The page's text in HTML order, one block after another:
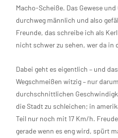
Macho-Scheiße. Das Gewese
durchweg männlich und also
Freunde, das schreibe ich als
nicht schwer zu sehen, wer da in
Dabei geht es eigentlich – und
Wegschmeißen witzig – nur
durchschnittlichen
die Stadt zu schleichen; in
Teil nur noch mit 17 Km/h.
gerade wenn es eng wird, spürt